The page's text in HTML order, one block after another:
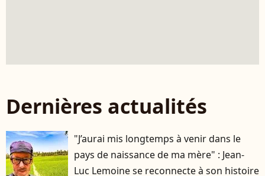
Dernières actualités
"J’aurai mis longtemps à venir dans le
pays de naissance de ma mère" : Jean-
Luc Lemoine se reconnecte à son histoire